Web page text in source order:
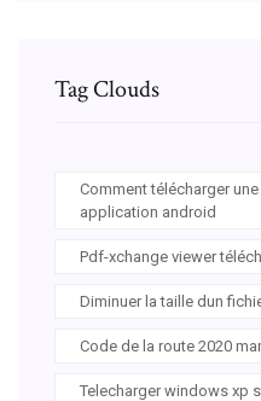
Tag Clouds
Comment télécharger
application android
Pdf-xchange viewer
Diminuer la taille dun
Code de la route 2020
Telecharger windows xp